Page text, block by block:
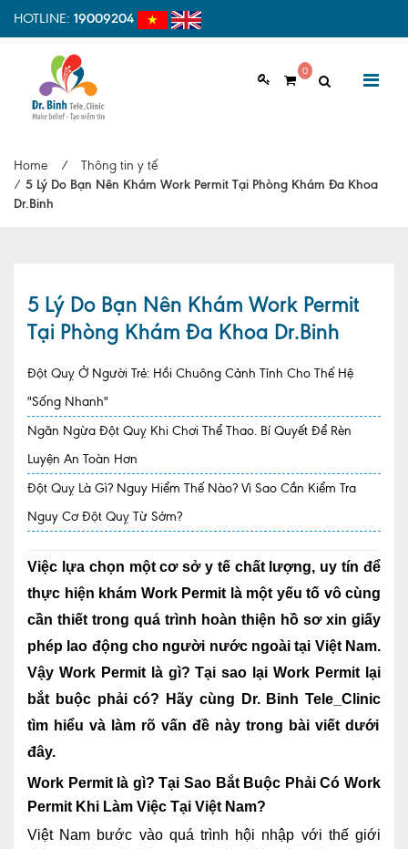
HOTLINE: 19009204
0
TRANG CHỦ
Giới thiệu chung
Cơ sở vật chất
Hợp tác quốc tế
Hồ sơ năng lực phòng khám
TIN TỨC
Tin sự kiện
Báo chí nói về chúng tôi
Tin tức BHYT
DỊCH VỤ
Nội
Ngoại
Home /
Thông tin y tế
/ 5 Lý Do Bạn Nên Khám Work Permit Tại Phòng Khám Đa Khoa
Dr.Binh
5 Lý Do Bạn Nên Khám Work Permit
Tại Phòng Khám Đa Khoa Dr.Binh
Đột Quỵ Ở Người Trẻ: Hồi Chuông Cảnh Tỉnh Cho Thế Hệ
"Sống Nhanh"
Ngăn Ngừa Đột Quỵ Khi Chơi Thể Thao. Bí Quyết Để Rèn
Luyện An Toàn Hơn
Đột Quỵ Là Gì? Nguy Hiểm Thế Nào? Vì Sao Cần Kiểm Tra
Nguy Cơ Đột Quỵ Từ Sớm?
Việc lựa chọn một cơ sở y tế chất lượng, uy tín để
thực hiện khám Work Permit là một yếu tố vô cùng
cần thiết trong quá trình hoàn thiện hồ sơ xin giấy
phép lao động cho người nước ngoài tại Việt Nam.
Vậy Work Permit là gì? Tại sao lại Work Permit lại
bắt buộc phải có? Hãy cùng
Dr. Binh Tele_Clinic
tìm hiểu và làm rõ vấn đề này trong bài viết dưới
đây.
Work Permit là gì? Tại Sao Bắt Buộc Phải Có Work
Permit Khi Làm Việc Tại Việt Nam?
Việt Nam bước vào quá trình hội nhập với thế giới